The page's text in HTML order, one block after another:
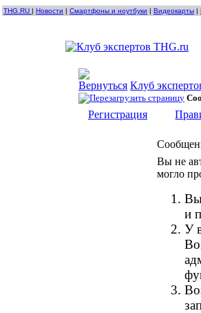
THG.RU | Новости | Смартфоны и ноутбуки | Видеокарты |
Клуб
Регистрация
Вы не
могло
Вы
и
У